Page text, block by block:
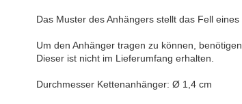
Das Muster des Anhängers stellt das Fell eines
Um den Anhänger tragen zu können,
Dieser ist nicht im Lieferumfang erhalten.
Durchmesser Kettenanhänger: Ø 1,4 cm